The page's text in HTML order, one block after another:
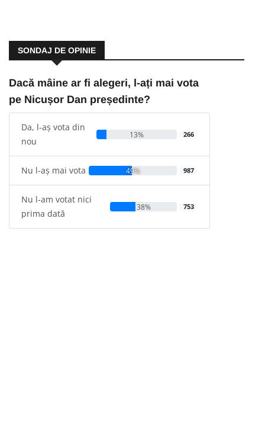
SONDAJ DE OPINIE
Dacă mâine ar fi alegeri, l-ați mai vota
pe Nicușor Dan președinte?
Da, l-aș vota din
nou
13% 266
Nu l-aș mai vota 49% 987
Nu l-am votat nici
prima dată
38% 753